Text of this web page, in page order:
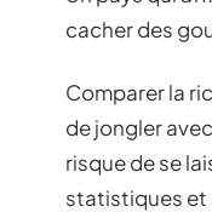
cacher des
Comparer la
de jongler
risque de se
statistiques et